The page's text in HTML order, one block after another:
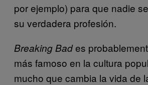
por ejemplo) para que nadie
su verdadera profesión.
Breaking Bades
más famoso en la cultura
mucho que cambia la vida de